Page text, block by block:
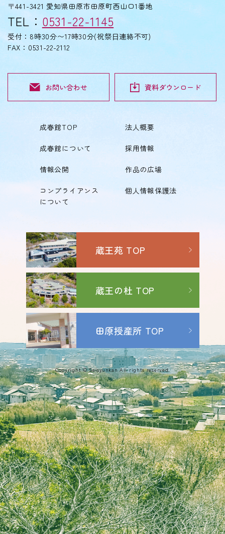
〒441-3421 愛知県田原市田原町西山口1番地
TEL： 0531-22-1145
受付：8時30分〜17時30分(祝祭⽇連絡不可)
FAX：0531-22-2112
お問い合わせ 資料ダウンロード
成春館TOP 法人概要
成春館について 採用情報
情報公開 作品の広場
コンプライアンス
について
個人情報保護法
蔵王苑 TOP
蔵王の杜 TOP
田原授産所 TOP
Copyright © Seisyunkan All rights reserved.